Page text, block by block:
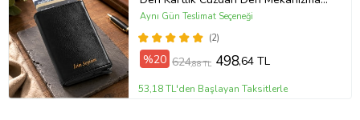
Cüzdan
(2)
Aynı Gün Teslimat Seçeneği
%20 624,88 TL 498,64 TL
53,18 TL'den Başlayan Taksitlerle